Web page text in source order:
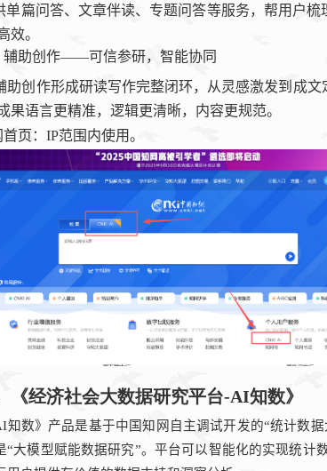
单篇问答、文章伴读、专题问答等服务，帮用户
效。
辅助创作——可信参研，智能协同
助创作形成研读写作完整闭环，从灵感激发到成
果语言更精准，逻辑更清晰，内容更规范。
页： IP范围内使用。
《经济社会大数据研究平台-AI知数》
知数》产品是基于中国知网自主调试开发的“统计数
“大模型赋能数据研究”。平台可以智能化的实现统